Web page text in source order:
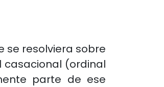
se resolviera sobre
casacional (ordinal
parte de ese